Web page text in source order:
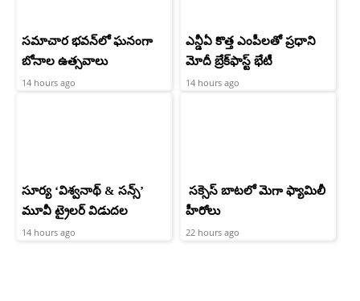
సమాచార భవన్‌లో ఘనంగా
బోనాల ఉత్సవాలు
14 hours ago
ఎన్డీఏ కొత్త ఎంపీలతో ప్రధాని
మోదీ బ్రేక్‌ఫాస్ట్ భేటీ
14 hours ago
సూర్య ‘విశ్వనాథ్ & సన్స్’
మూవీ ట్రైలర్ విడుదల
14 hours ago
సక్సెస్ బాటలో మెగా ఫ్యామిలీ
హీరోలు
22 hours ago